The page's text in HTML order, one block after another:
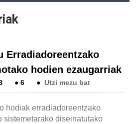
Erradiadoreentzako
hodien ezaugarriak
●6 ● Utzi mezu bat
hodiak erradiadoreentzako
sistemetarako diseinatutako